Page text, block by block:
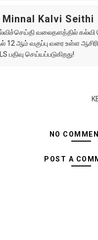
Kalvi Seithi
வலைதளத்தில் கல்வி
12 ஆம் வகுப்பு வரை உள்ள
பதிவு செய்யப்படுகிறது!
NO
POST A